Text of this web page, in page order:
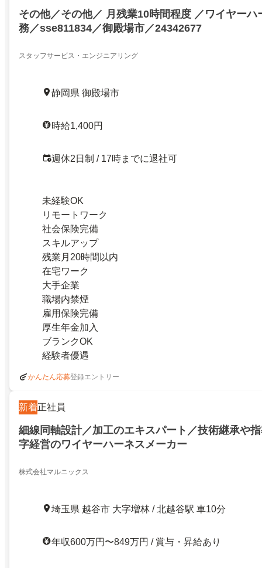
その他／その他／ 月残業10時間程度 ／ワイヤーハ
務／sse811834／御殿場市／24342677
スタッフサービス・エンジニアリング
静岡県 御殿場市
時給1,400円
週休2日制 / 17時までに退社可
未経験OK
リモートワーク
社会保険完備
スキルアップ
残業月20時間以内
在宅ワーク
大手企業
職場内禁煙
雇用保険完備
厚生年金加入
ブランクOK
経験者優遇
かんたん応募登録エントリー
新着正社員
細線同軸設計／加工のエキスパート／技術継承や
字経営のワイヤーハーネスメーカー
株式会社マルニックス
埼玉県 越谷市 大字増林 / 北越谷駅 車10分
年収600万円〜849万円 / 賞与・昇給あり